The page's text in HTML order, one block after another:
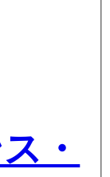
・